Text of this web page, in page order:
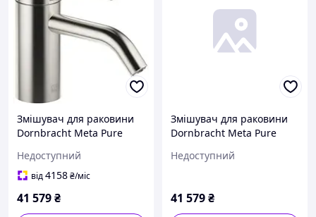
Змішувач для раковини
Dornbracht Meta Pure
06
Недоступний
від4158₴/міс
41 579₴
Змішувач для раковини
Dornbracht Meta Pure
06
Недоступний
41 579₴